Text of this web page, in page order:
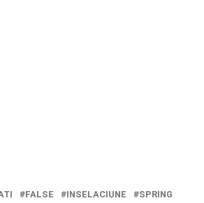
FALSE INSELACIUNE
SPRING